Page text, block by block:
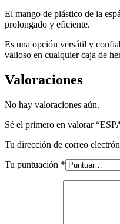
El mango de plástico de la
prolongado y eficiente.
Es una opción versátil y
valioso en cualquier caja de
Valoraciones
No hay valoraciones aún.
Sé el primero en valorar
Tu dirección de correo
Tu puntuación *